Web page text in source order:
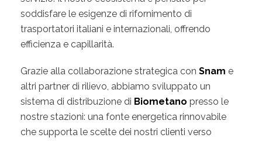
soddisfare le esigenze di rifornimento di
trasportatori italiani e internazionali, offrendo
efficienza e capillarità.
Grazie alla collaborazione strategica con Snam e
altri partner di rilievo, abbiamo sviluppato un
sistema di distribuzione di Biometano presso le
nostre stazioni: una fonte energetica rinnovabile
che supporta le scelte dei nostri clienti verso